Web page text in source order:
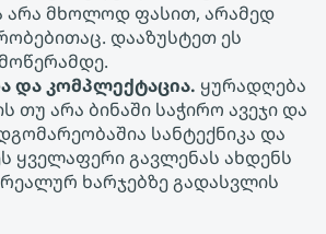
არა მხოლოდ ფასით, არამედ
დააზუსტეთ ეს
და კომპლექტაცია. ყურადღება
თუ არა ბინაში საჭირო ავეჯი და
სანტექნიკა და
ყველაფერი გავლენას ახდენს
ხარჯებზე გადასვლის